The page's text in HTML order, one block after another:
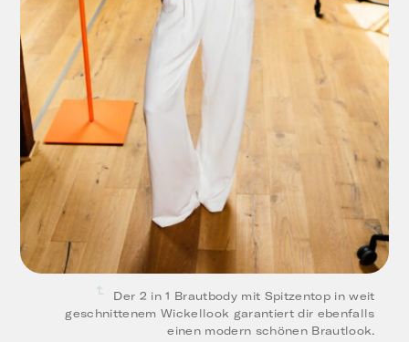
Der 2 in 1 Brautbody mit Spitzentop in weit
geschnittenem Wickellook garantiert dir ebenfalls
einen modern schönen Brautlook.